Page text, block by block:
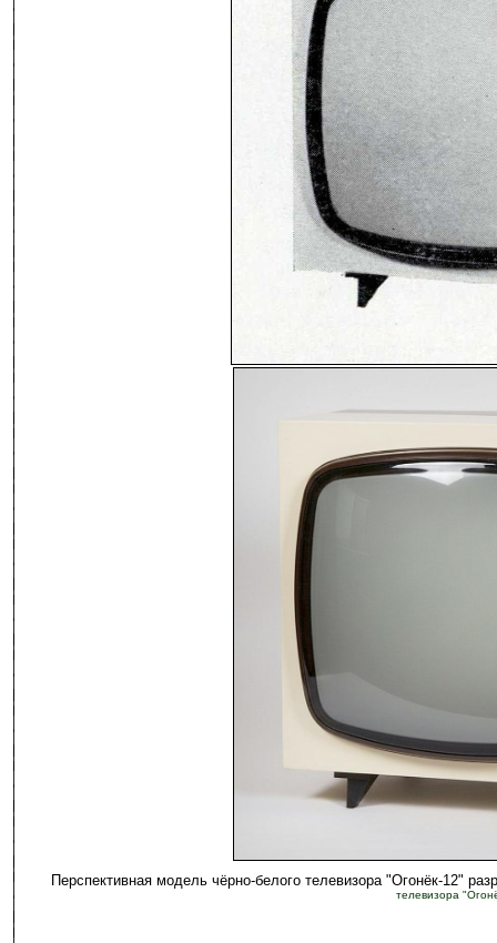
Перспективная модель чёрно-белого телевизора "Огонёк-12"
телевизора